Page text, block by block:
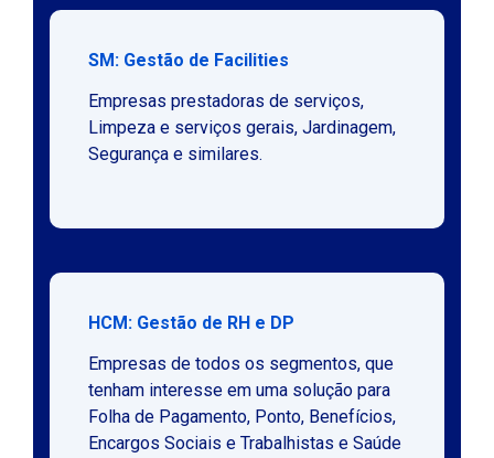
SM: Gestão de Facilities
Empresas prestadoras de serviços,
Limpeza e serviços gerais, Jardinagem,
Segurança e similares.
HCM: Gestão de RH e DP
Empresas de todos os segmentos, que
tenham interesse em uma solução para
Folha de Pagamento, Ponto, Benefícios,
Encargos Sociais e Trabalhistas e Saúde